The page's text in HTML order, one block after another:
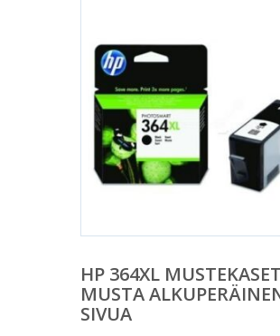
HP 364XL
MUSTA
SIVUA